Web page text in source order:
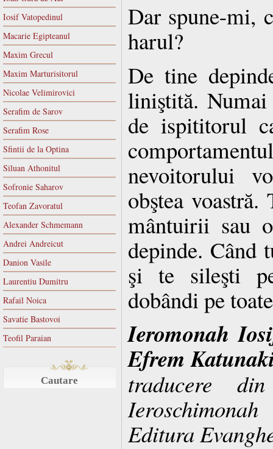
Iosif Vatopedinul
Macarie Egipteanul
Maxim Grecul
Maxim Marturisitorul
Nicolae Velimirovici
Serafim de Sarov
Serafim Rose
Sfintii de la Optina
Siluan Athonitul
Sofronie Saharov
Teofan Zavoratul
Alexander Schmemann
Andrei Andreicut
Danion Vasile
Laurentiu Dumitru
Rafail Noica
Savatie Bastovoi
Teofil Paraian
Cautare
Dar spune-mi,
harul?
De tine
liniştită.
de ispititorul
nevoitorului
obştea
mântuirii sau
depinde. Când
şi te sileşti
dobândi pe
Ieromonah
Efrem
traducere
Editura